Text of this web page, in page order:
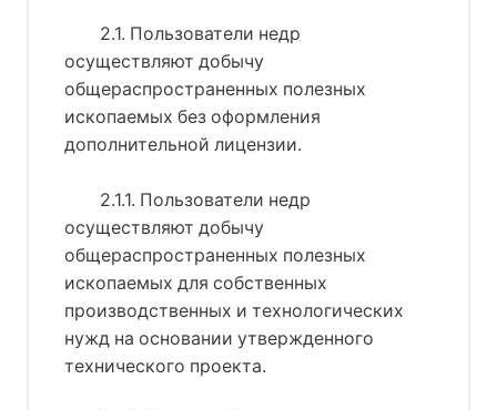
2.1. Пользователи недр
осуществляют добычу
общераспространенных полезных
ископаемых без оформления
дополнительной лицензии.
2.1.1. Пользователи недр
осуществляют добычу
общераспространенных полезных
ископаемых для собственных
производственных и технологических
нужд на основании утвержденного
технического проекта.